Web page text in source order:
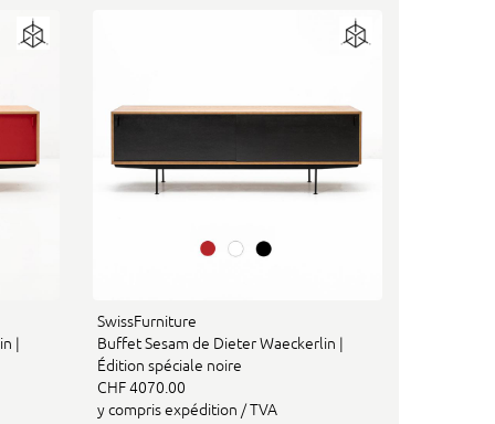
|
SwissFurniture
Buffet Sesam de Dieter Waeckerlin |
Édition spéciale noire
CHF 4070.00
y compris expédition / TVA